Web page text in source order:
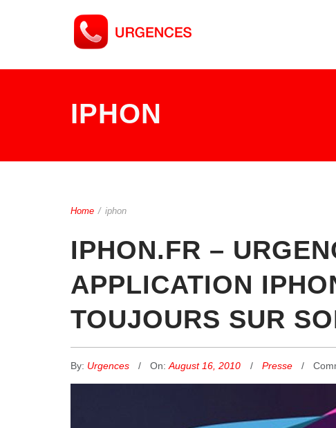
IPHON
Home / iphon
IPHON.FR –
APPLICATION
TOUJOURS SUR
By: Urgences On: August 16, 2010 Presse